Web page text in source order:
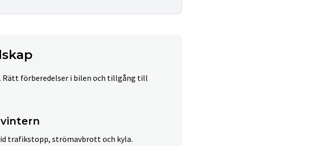
Rätt förberedelser i bilen och tillgång till
vintern
trafikstopp, strömavbrott och kyla.